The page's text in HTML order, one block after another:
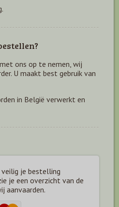
ons op te nemen, wij
U maakt best gebruik van
in België verwerkt en
veilig je bestelling
je een overzicht van de
aanvaarden.